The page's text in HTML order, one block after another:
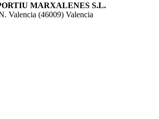
MARXALENES S.L.
Valencia (46009) Valencia